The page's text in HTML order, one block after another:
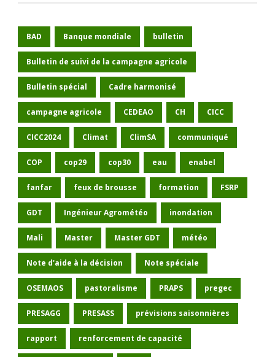
BAD Banque mondiale bulletin
Bulletin de suivi de la campagne agricole
Bulletin spécial Cadre harmonisé
campagne agricole CEDEAO CH CICC
CICC2024 Climat ClimSA communiqué
COP cop29 cop30 eau enabel
fanfar feux de brousse formation FSRP
GDT Ingénieur Agrométéo inondation
Mali Master Master GDT météo
Note d'aide à la décision Note spéciale
OSEMAOS pastoralisme PRAPS pregec
PRESAGG PRESASS prévisions saisonnières
rapport renforcement de capacité